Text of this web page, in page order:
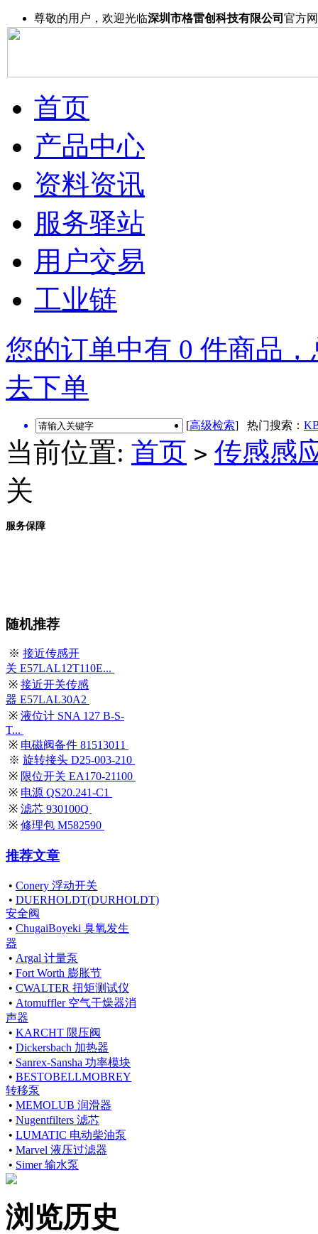
尊敬的用户，欢迎光临深圳市格雷创科技有限公司 官方
首页
产品中心
资料资讯
服务驿站
用户交易
工业链
您的订单中有 0 件商品
去下单
[高级检索] 热门搜索：
当前位置: 首页 > 传感感
关
服务保障
随机推荐
※ 接近传感开
关 E57LAL12T110E...
※ 接近开关传感
器 E57LAL30A2
※ 液位计 SNA 127 B-S-
T...
※ 电磁阀备件 81513011
※ 旋转接头 D25-003-210
※ 限位开关 EA170-21100
※ 电源 QS20.241-C1
※ 滤芯 930100Q
※ 修理包 M582590
推荐文章
• Conery 浮动开关
• DUERHOLDT(DURHOLDT)
安全阀
• ChugaiBoyeki 臭氧发生
器
• Argal 计量泵
• Fort Worth 膨胀节
• CWALTER 扭矩测试仪
• Atomuffler 空气干燥器消
声器
• KARCHT 限压阀
• Dickersbach 加热器
• Sanrex-Sansha 功率模块
• BESTOBELLMOBREY
转移泵
• MEMOLUB 润滑器
• Nugentfilters 滤芯
• LUMATIC 电动柴油泵
• Marvel 液压过滤器
• Simer 输水泵
浏览历史